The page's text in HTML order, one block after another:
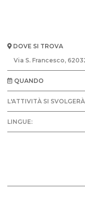
DOVE SI TROVA
Via S. Francesco,
QUANDO
L'ATTIVITÀ SI
LINGUE: